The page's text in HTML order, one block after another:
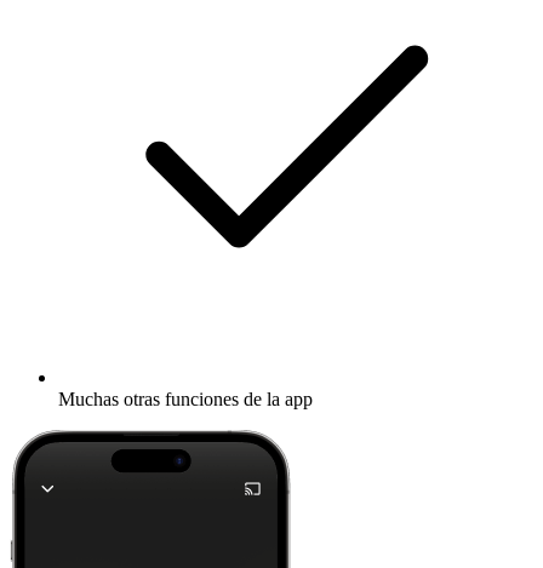
Muchas otras funciones de la app